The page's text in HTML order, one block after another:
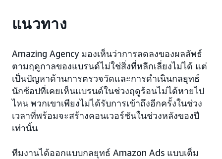
แนวทาง
Amazing Agency มองเห็นว่าการลดลงของผลลัพธ์
ตามฤดูกาลของแบรนด์ไม่ใช่สิ่งที่หลีกเลี่ยงไม่ได้ แต่
เป็นปัญหาด้านการตรวจวัดและการดำเนินกลยุทธ์
นักช้อปที่เคยเห็นแบรนด์ในช่วงฤดูร้อนไม่ได้หายไป
ไหน พวกเขาเพียงไม่ได้รับการเข้าถึงอีกครั้งในช่วง
เวลาที่พร้อมจะสร้างคอนเวอร์ชันในช่วงหลังของปี
เท่านั้น
ทีมงานได้ออกแบบกลยุทธ์ Amazon Ads แบบเต็ม